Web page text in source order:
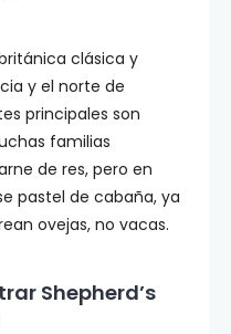
clásica y
y el norte de
principales son
familias
de res, pero en
pastel de cabaña, ya
ovejas, no vacas.
Shepherd’s